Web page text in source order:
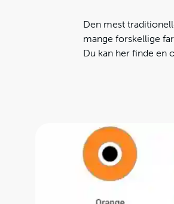
Den mest
mange forskellige
Du kan her finde en